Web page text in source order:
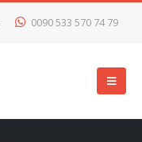
0090 533 570 74 79